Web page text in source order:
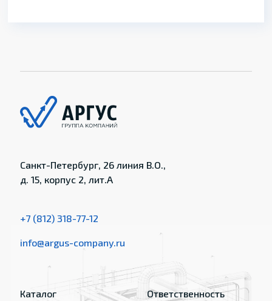
Санкт-Петербург, 26 линия В.О.,
д. 15, корпус 2, лит.А
+7 (812) 318-77-12
info@argus-company.ru
Каталог Ответственность